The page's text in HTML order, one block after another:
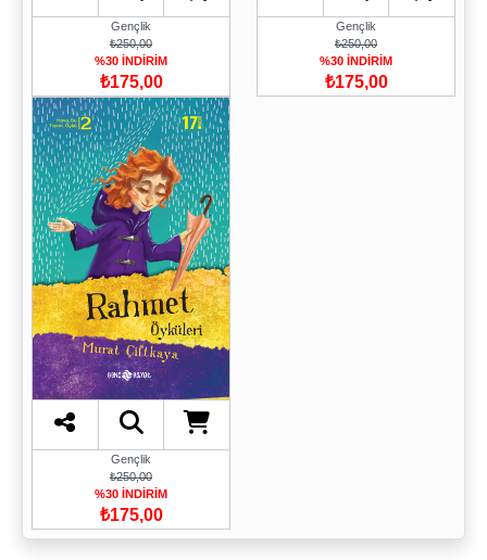
Gençlik
₺250,00
%30 İNDİRİM
₺175,00
Gençlik
₺250,00
%30 İNDİRİM
₺175,00
Gençlik
₺250,00
%30 İNDİRİM
₺175,00